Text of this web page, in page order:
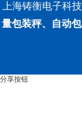
上海铸衡电子科
量包装秤、自动
分享按钮